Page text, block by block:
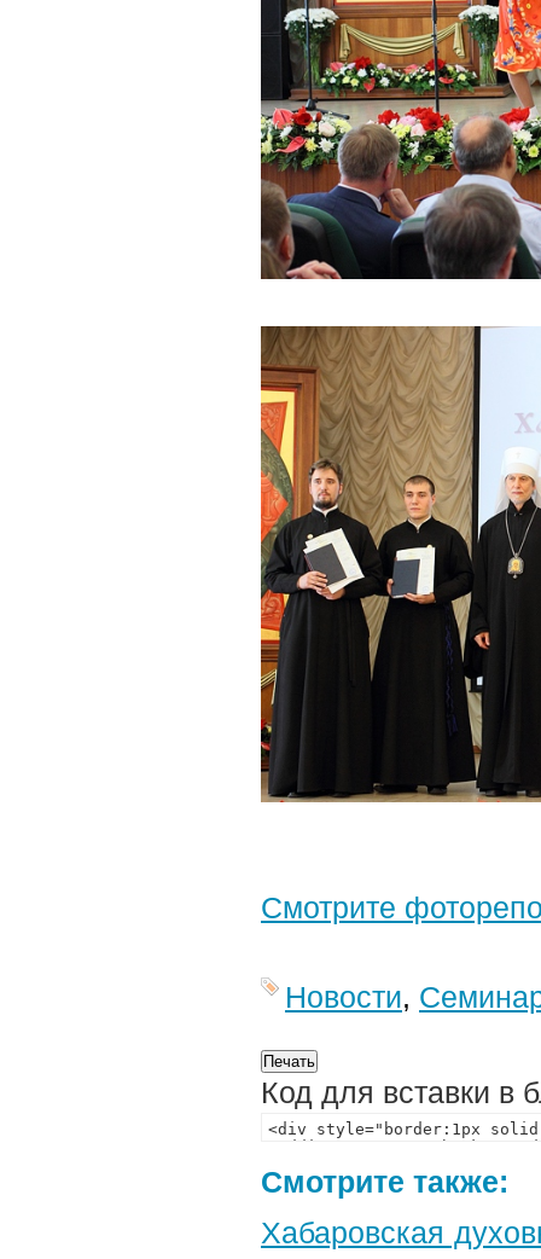
Смотрите
Новости,
Код для вставки в
Смотрите также:
Хабаровская